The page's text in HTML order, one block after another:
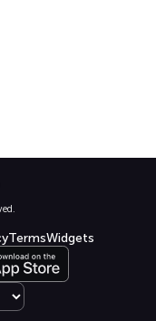
TermsWidgets